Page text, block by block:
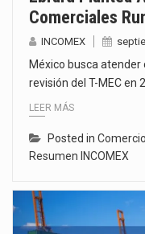
Comerciales
INCOMEX
México busca atender
revisión del T-MEC en
LEER MÁS
Posted in
Resumen INCOMEX